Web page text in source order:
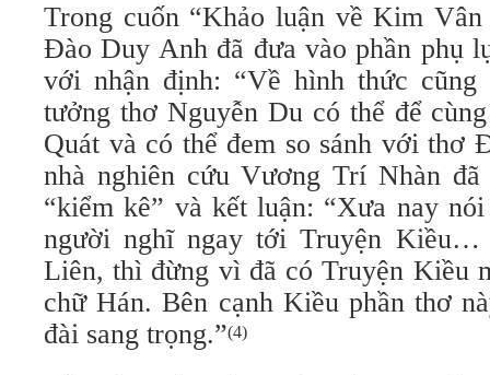
Trong cuốn “Khảo luận về Kim
Đào Duy Anh đã đưa vào phần phụ
với nhận định: “Về hình thức
tưởng thơ Nguyễn Du có thể để
Quát và có thể đem so sánh với thơ
nhà nghiên cứu Vương Trí Nhàn
“kiểm kê” và kết luận: “Xưa nay
người nghĩ ngay tới Truyện Kiều…
Liên, thì đừng vì đã có Truyện Kiều
chữ Hán. Bên cạnh Kiều phần thơ
đài sang trọng.”(4)